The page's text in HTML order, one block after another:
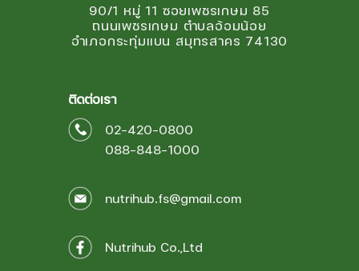
90/1 หมู่ 11 ซอยเพชรเกษม 85
ถนนเพชรเกษม ตำบลอ้อมน้อย
อำเภอกระทุ่มแบน สมุทรสาคร 74130
ติดต่อเรา
02-420-0800
088-848-1000
nutrihub.fs@gmail.com
Nutrihub Co.,Ltd